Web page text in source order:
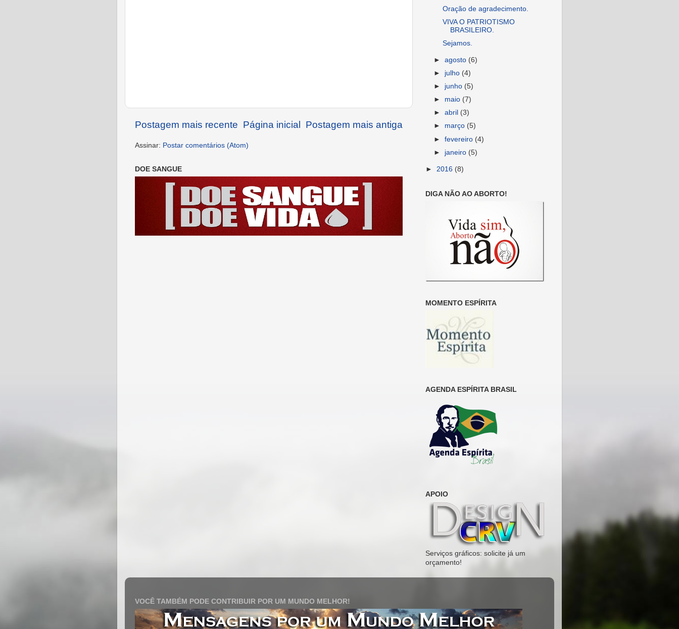
Postagem mais recente Postagem mais antiga
Página inicial
Assinar: Postar comentários (Atom)
DOE SANGUE
Oração de agradecimento.
VIVA O PATRIOTISMO
BRASILEIRO.
Sejamos.
►agosto (6)
► julho (4)
► junho (5)
► maio (7)
►abril (3)
► março (5)
►fevereiro (4)
► janeiro (5)
► 2016 (8)
DIGA NÃO AO ABORTO!
MOMENTO ESPÍRITA
AGENDA ESPÍRITA BRASIL
APOIO
Serviços gráficos: solicite já um
orçamento!
VOCÊ TAMBÉM PODE CONTRIBUIR POR UM MUNDO MELHOR!